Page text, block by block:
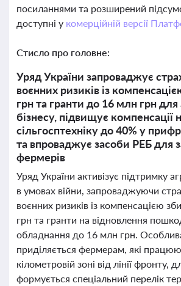
посиланнями та розширений
доступні у комерційній версії
Стисло про головне:
Уряд України запроваджує
воєнних ризиків із
грн та гранти до 16 млн грн для
бізнесу, підвищує компенсації
сільгосптехніку до 40% у
та впроваджує засоби РЕБ для
фермерів
Уряд України активізує підтримку
в умовах війни, запроваджуючи
воєнних ризиків із компенсацією
грн та гранти на відновлення
обладнання до 16 млн грн.
приділяється фермерам, які
кілометровій зоні від лінії фронту,
формується спеціальний перелік